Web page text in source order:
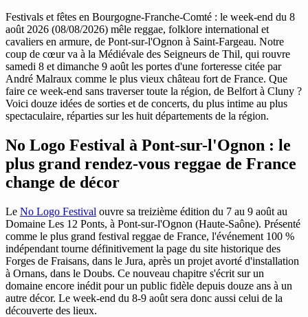
Festivals et fêtes en Bourgogne-Franche-Comté : le week-end du 8
août 2026 (08/08/2026) mêle reggae, folklore international et
cavaliers en armure, de Pont-sur-l'Ognon à Saint-Fargeau. Notre
coup de cœur va à la Médiévale des Seigneurs de Thil, qui rouvre
samedi 8 et dimanche 9 août les portes d'une forteresse citée par
André Malraux comme le plus vieux château fort de France. Que
faire ce week-end sans traverser toute la région, de Belfort à Cluny ?
Voici douze idées de sorties et de concerts, du plus intime au plus
spectaculaire, réparties sur les huit départements de la région.
No Logo Festival à Pont-sur-l'Ognon : le
plus grand rendez-vous reggae de France
change de décor
Le No Logo Festival ouvre sa treizième édition du 7 au 9 août au
Domaine Les 12 Ponts, à Pont-sur-l'Ognon (Haute-Saône). Présenté
comme le plus grand festival reggae de France, l'événement 100 %
indépendant tourne définitivement la page du site historique des
Forges de Fraisans, dans le Jura, après un projet avorté d'installation
à Ornans, dans le Doubs. Ce nouveau chapitre s'écrit sur un
domaine encore inédit pour un public fidèle depuis douze ans à un
autre décor. Le week-end du 8-9 août sera donc aussi celui de la
découverte des lieux.